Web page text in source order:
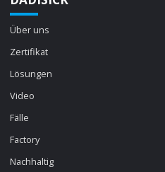
Über uns
Zertifikat
Lösungen
Video
Fälle
Factory
Nachhaltig